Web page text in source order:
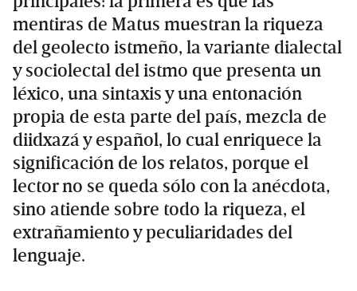
mentiras de Matus muestran la riqueza
del geolecto istmeño, la variante dialectal
y sociolectal del istmo que presenta un
léxico, una sintaxis y una entonación
propia de esta parte del país, mezcla de
diidxazá y español, lo cual enriquece la
significación de los relatos, porque el
lector no se queda sólo con la anécdota,
sino atiende sobre todo la riqueza, el
extrañamiento y peculiaridades del
lenguaje.